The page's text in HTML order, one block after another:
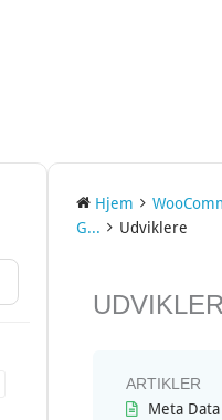
Hjem
G...
Udviklere
ARTIKLER
Meta Data
NAVIGATION